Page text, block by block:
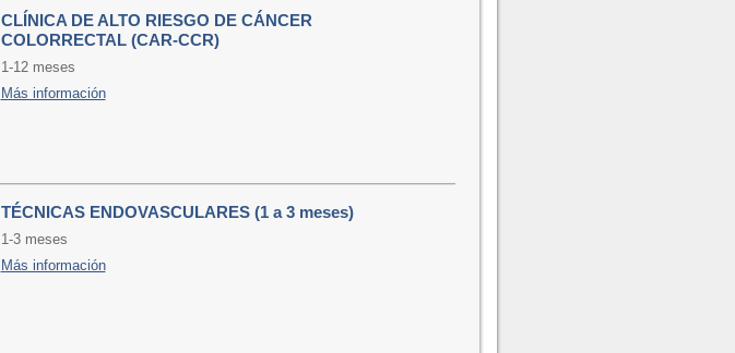
CLÍNICA DE ALTO RIESGO DE CÁNCER
COLORRECTAL (CAR-CCR)
1-12 meses
Más información
TÉCNICAS ENDOVASCULARES (1 a 3 meses)
1-3 meses
Más información